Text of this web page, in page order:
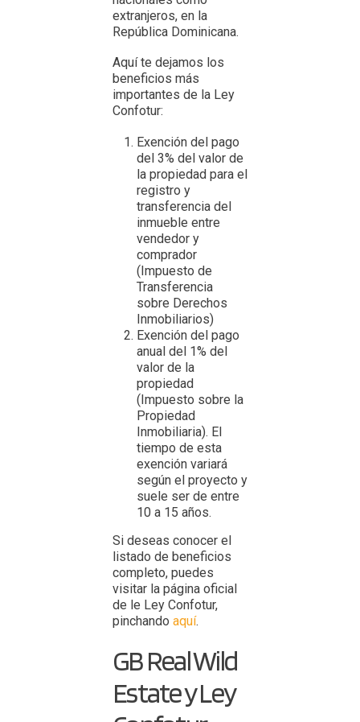
extranjeros, en la
República Dominicana.
Aquí te dejamos los
beneficios más
importantes de la Ley
Confotur:
Exención del pago
del 3% del valor de
la propiedad para el
registro y
transferencia del
inmueble entre
vendedor y
comprador
(Impuesto de
Transferencia
sobre Derechos
Inmobiliarios)
Exención del pago
anual del 1% del
valor de la
propiedad
(Impuesto sobre la
Propiedad
Inmobiliaria). El
tiempo de esta
exención variará
según el proyecto y
suele ser de entre
10 a 15 años.
Si deseas conocer el
listado de beneficios
completo, puedes
visitar la página oficial
de le Ley Confotur,
pinchando aquí.
GB Real Wild
Estate y Ley